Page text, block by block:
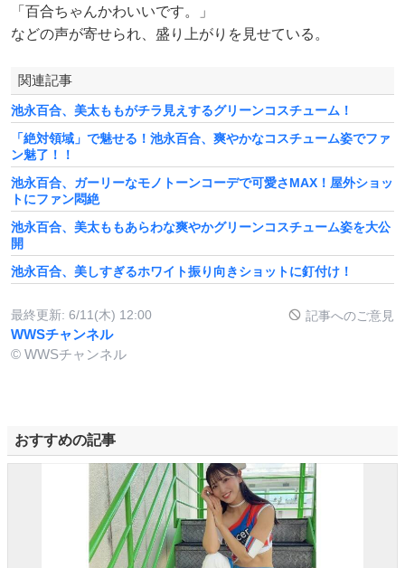
「百合ちゃんかわいいです。」
などの声が寄せられ、盛り上がりを見せている。
関連記事
池永百合、美太ももがチラ見えするグリーンコスチューム！
「絶対領域」で魅せる！池永百合、爽やかなコスチューム姿でファ
ン魅了！！
池永百合、ガーリーなモノトーンコーデで可愛さMAX！屋外ショッ
トにファン悶絶
池永百合、美太ももあらわな爽やかグリーンコスチューム姿を大公
開
池永百合、美しすぎるホワイト振り向きショットに釘付け！
最終更新: 6/11(木) 12:00 記事へのご意見
WWSチャンネル
© WWSチャンネル
おすすめの記事